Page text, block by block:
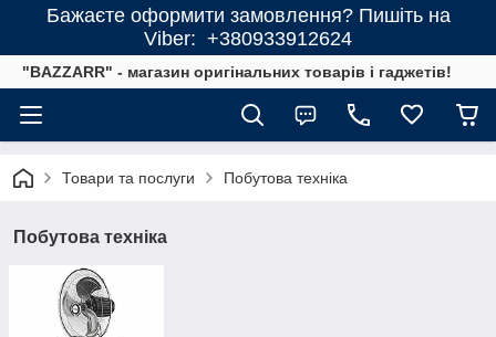
Бажаєте оформити замовлення? Пишіть на
Viber: +380933912624
"BAZZARR" - магазин оригінальних товарів і гаджетів!
Товари та послуги Побутова техніка
Побутова техніка